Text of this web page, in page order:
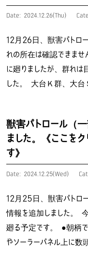
Date: 2024.12.26(Thu)
12月26日、獣害パトロ
れの所在は確認できま
に廻りましたが、群れは
した。 大台Ｋ群、大
獣害パトロール（
ました。《ここを
す》
Date: 2024.12.25(Wed)
12月25日、獣害パトロ
情報を追加しました。
廻る予定です。 ●朝柄
やソーラーパネル上に